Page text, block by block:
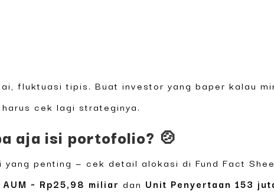
fluktuasi tipis. Buat investor yang baper kalau
cek lagi strateginya.
aja isi portofolio? 🍲
yang penting — cek detail alokasi di Fund Fact
AUM ~ Rp25,98 miliar dan Unit Penyertaan 153